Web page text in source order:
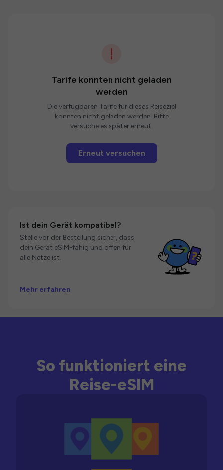
Tarife konnten nicht geladen
werden
Die verfügbaren Tarife für dieses Reiseziel
konnten nicht geladen werden. Bitte
versuche es später erneut.
Erneut versuchen
Ist dein Gerät kompatibel?
Stelle vor der Bestellung sicher, dass
dein Gerät eSIM-fähig und offen für
alle Netze ist.
Mehr erfahren
So funktioniert eine
Reise-eSIM